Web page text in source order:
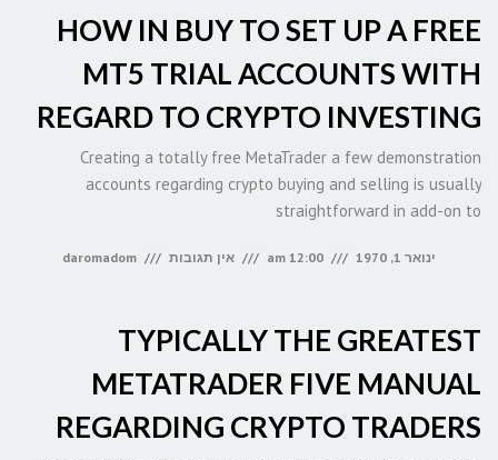
HOW IN BUY TO SET UP A FREE
MT5 TRIAL ACCOUNTS WITH
REGARD TO CRYPTO INVESTING
Creating a totally free MetaTrader a few demonstration
accounts regarding crypto buying and selling is usually
straightforward in add-on to
ינואר 1, 1970 12:00 am אין תגובות daromadom
TYPICALLY THE GREATEST
METATRADER FIVE MANUAL
REGARDING CRYPTO TRADERS